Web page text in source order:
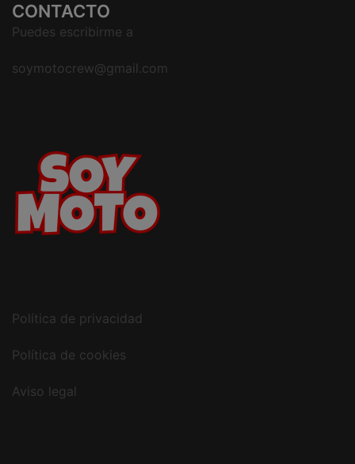
CONTACTO
Puedes escribirme a
soymotocrew@gmail.com
Política de privacidad
Política de cookies
Aviso legal